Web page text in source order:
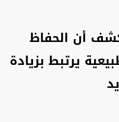
أن الحفاظ
يرتبط بزيادة